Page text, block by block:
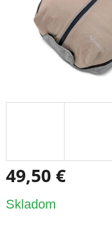
49,50 €
cena:
Skladom